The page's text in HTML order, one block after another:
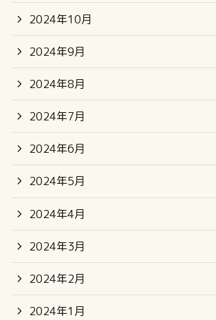
2024年10月
2024年9月
2024年8月
2024年7月
2024年6月
2024年5月
2024年4月
2024年3月
2024年2月
2024年1月